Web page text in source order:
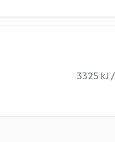
3325 kJ